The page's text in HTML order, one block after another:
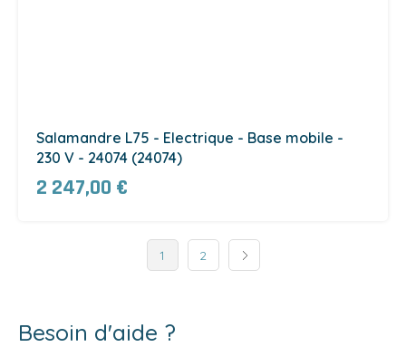
Salamandre L75 - Electrique - Base mobile -
230 V - 24074 (24074)
2 247,00 €
1 2
Besoin d'aide ?